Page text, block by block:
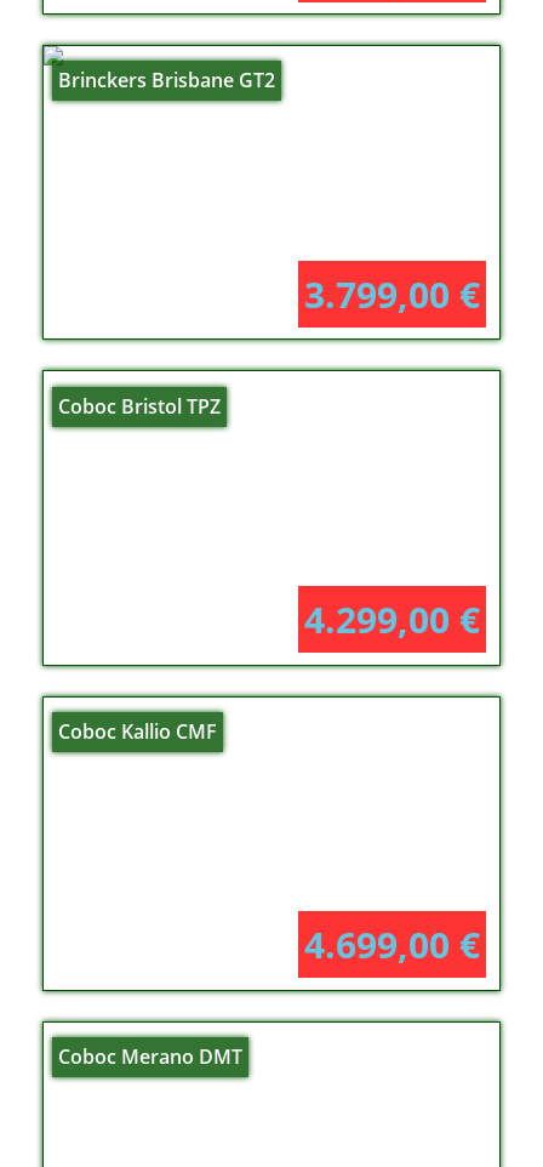
Brinckers Brisbane GT2
3.799,00 €
Coboc Bristol TPZ
4.299,00 €
Coboc Kallio CMF
4.699,00 €
Coboc Merano DMT